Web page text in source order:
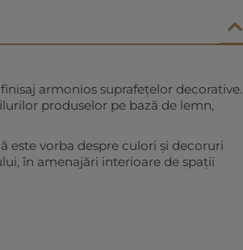
armonios suprafețelor decorative.
produselor pe bază de lemn,
este vorba despre culori și decoruri
în amenajări interioare de spații